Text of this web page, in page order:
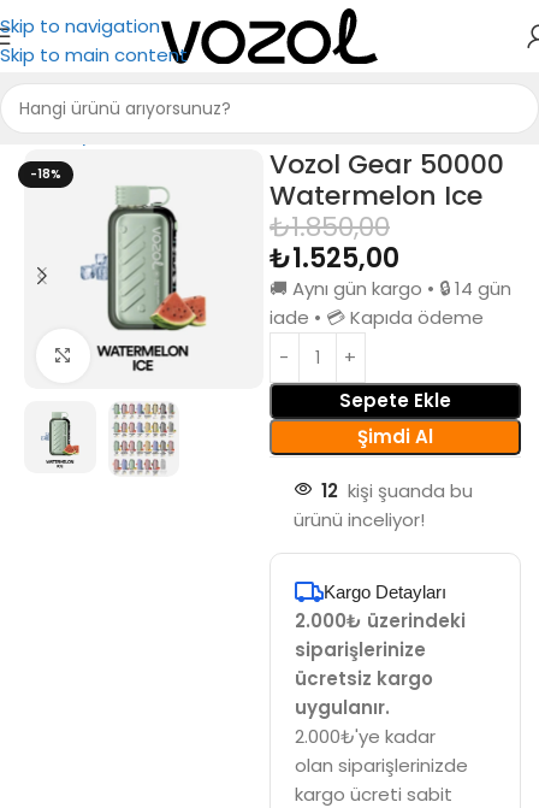
Skip to navigation
Skip to main content
Ana Sayfa Vozol Gear 50000
-18%
Büyütmek için tıkla
Vozol Gear 50000
Watermelon Ice
₺1.850,00
₺1.525,00
🚚 Aynı gün kargo • 🔒 14 gün
iade • 💳 Kapıda ödeme
Sepete Ekle
Şimdi Al
12 kişi şuanda bu
ürünü inceliyor!
Kargo Detayları
2.000₺ üzerindeki
siparişlerinize
ücretsiz kargo
uygulanır.
2.000₺'ye kadar
olan siparişlerinizde
kargo ücreti sabit